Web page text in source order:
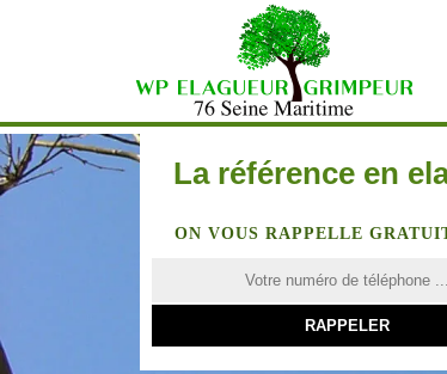
La référence en
ON VOUS RAPPELLE